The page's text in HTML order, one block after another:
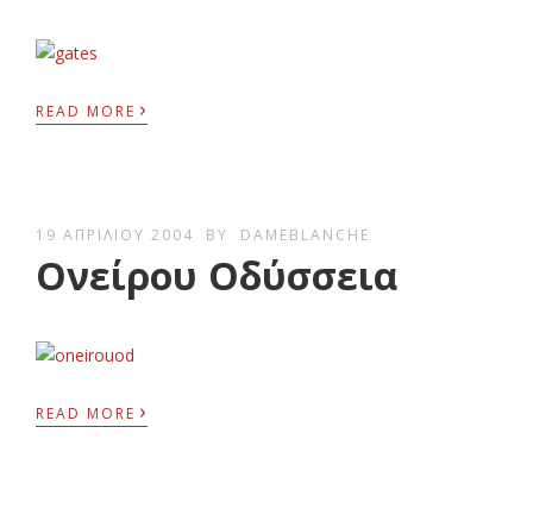
READ MORE ›
19 ΑΠΡΙΛΊΟΥ 2004 BY DAMEBLANCHE
Ονείρου Οδύσσεια
READ MORE ›